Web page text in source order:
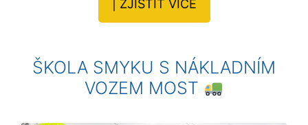
| ZJISTIT VÍCE
ŠKOLA SMYKU S NÁKLADNÍM
VOZEM MOST